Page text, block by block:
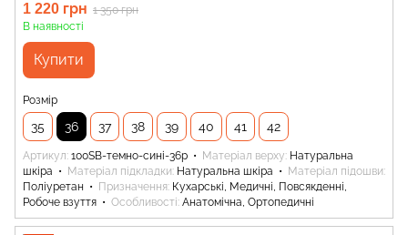
1 220 грн 1 350 грн
В наявності
Купити
Розмір
35 36 37 38 39 40 41 42
Артикул 100SB-темно-сині-36р Матеріал верху Натуральна
шкіра
Матеріал підкладки Натуральна шкіра
Матеріал підошви
Поліуретан
Призначення Кухарські, Медичні, Повсякденні,
Робоче взуття
Особливості Анатомічна, Ортопедичні